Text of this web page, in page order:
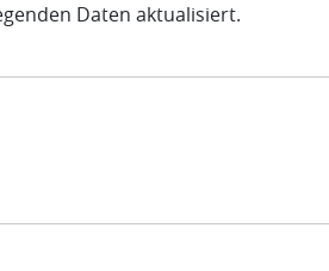
Daten aktualisiert.